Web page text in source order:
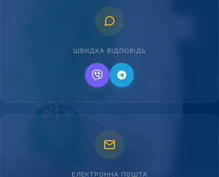
ШВИДКА ВІДПОВІДЬ
ЕЛЕКТРОННА ПОШТА